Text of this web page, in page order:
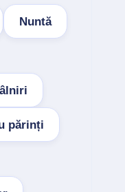
Nuntă
părinți